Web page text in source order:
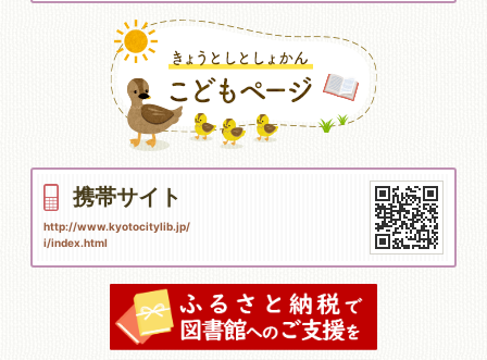
携帯サイト
http://www.kyotocitylib.jp/
i/index.html